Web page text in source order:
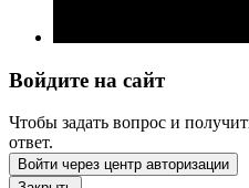
Войдите на сайт
Чтобы задать вопрос и
ответ.
Войти через центр авторизации